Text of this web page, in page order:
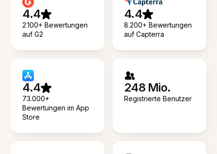
4.4
2.100+ Bewertungen
auf G2
4.4
8.200+ Bewertungen
auf Capterra
4.4
73.000+
Bewertungen im App
Store
248 Mio.
Registrierte Benutzer